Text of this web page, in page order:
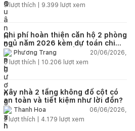
9lượt thích | 9.399 lượt xem
Chi phí hoàn thiện căn hộ 2 phòng
ngủ năm 2026 kèm dự toán chi
tiết và ví dụ thực tế
Phương Trang
20/06/2026,
5 lượt thích | 10.206 lượt xem
Xây nhà 2 tầng không đổ cột có
an toàn và tiết kiệm như lời đồn?
Thanh Hoa
06/06/2026,
2lượt thích | 4.179 lượt xem